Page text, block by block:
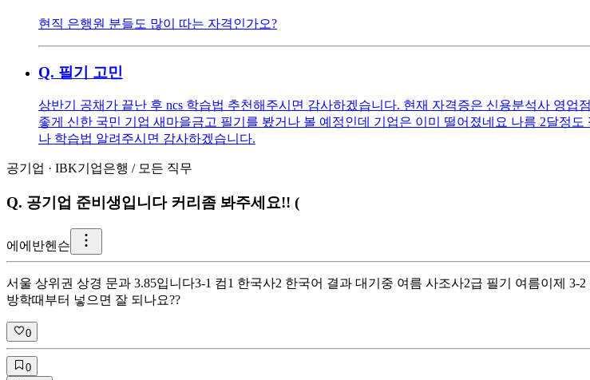
현직 은행원 분들도 많이 따는 자격인가오?
Q. 필기 고민
상반기 공채가 끝난 후 ncs 학습법 추천해주시면 감사하겠습니다. 현재 자격증은 신용분석사 영업
좋게 신한 국민 기업 새마을금고 필기를 봤거나 볼 예정인데 기업은 이미 떨어졌네요 나름 2달정
나 학습법 알려주시면 감사하겠습니다.
공기업 · IBK기업은행 / 모든 직무
Q. 공기업 준비생입니다 커리좀 봐주세요!! (
에 에반헨슨
서울 상위권 상경 문과 3.85입니다 ​ 3-1 컴1 한국사2 한국어 결과 대기중 여름 사조사2급 필기 여름 ​ 이제
방학때부터 넣으면 잘 되나요??
0
0